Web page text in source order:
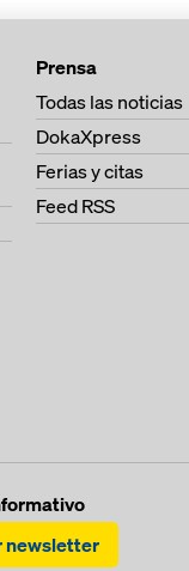
Prensa
Todas las noticias
DokaXpress
Ferias y citas
Feed RSS
newsletter